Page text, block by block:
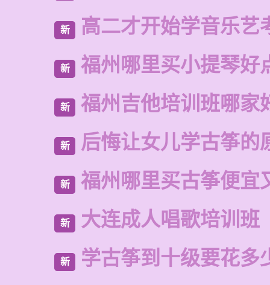
新 高二才开始学音乐艺
新 福州哪里买小提琴好
新 福州吉他培训班哪家
新 后悔让女儿学古筝的
新 福州哪里买古筝便宜
新 大连成人唱歌培训班
新 学古筝到十级要花多